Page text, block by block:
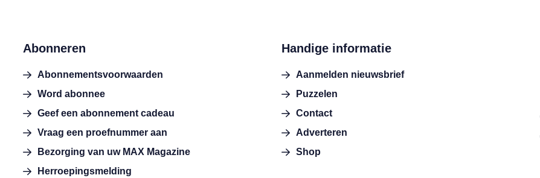
Abonneren
Abonnementsvoorwaarden
Word abonnee
Geef een abonnement cadeau
Vraag een proefnummer aan
Bezorging van uw MAX Magazine
Herroepingsmelding
Handige informatie
Aanmelden nieuwsbrief
Puzzelen
Contact
Adverteren
Shop